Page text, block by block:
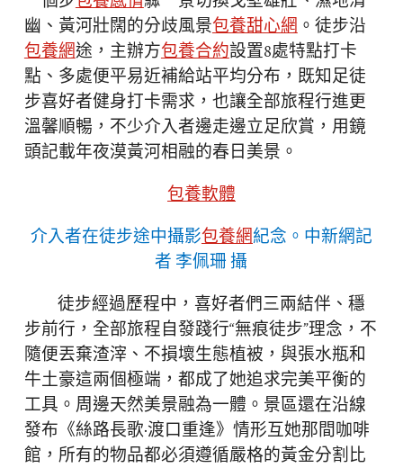
幽、黃河壯闊的分歧風景包養甜心網。徒步沿
包養網途，主辦方包養合約設置8處特點打卡
點、多處便平易近補給站平均分布，既知足徒
步喜好者健身打卡需求，也讓全部旅程行進更
溫馨順暢，不少介入者邊走邊立足欣賞，用鏡
頭記載年夜漠黃河相融的春日美景。
包養軟體
介入者在徒步途中攝影包養網紀念。中新網記
者 李佩珊 攝
徒步經過歷程中，喜好者們三兩結伴、穩
步前行，全部旅程自發踐行“無痕徒步”理念，不
隨便丟棄渣滓、不損壞生態植被，與張水瓶和
牛土豪這兩個極端，都成了她追求完美平衡的
工具。周邊天然美景融為一體。景區還在沿線
發布《絲路長歌·渡口重逢》情形互她那間咖啡
館，所有的物品都必須遵循嚴格的黃金分割比